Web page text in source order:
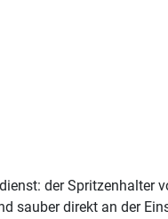
der
sauber direkt an der